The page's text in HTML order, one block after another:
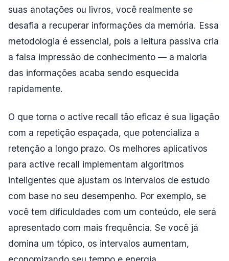
suas anotações ou livros, você realmente se
desafia a recuperar informações da memória. Essa
metodologia é essencial, pois a leitura passiva cria
a falsa impressão de conhecimento — a maioria
das informações acaba sendo esquecida
rapidamente.
O que torna o active recall tão eficaz é sua ligação
com a repetição espaçada, que potencializa a
retenção a longo prazo. Os melhores aplicativos
para active recall implementam algoritmos
inteligentes que ajustam os intervalos de estudo
com base no seu desempenho. Por exemplo, se
você tem dificuldades com um conteúdo, ele será
apresentado com mais frequência. Se você já
domina um tópico, os intervalos aumentam,